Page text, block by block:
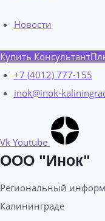
Новости
Купить
+7 (4012) 777-155
inok@inok-
Vk Youtube
ООО "Инок"
Региональный
Калининграде​